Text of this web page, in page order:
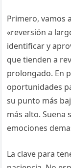
Primero, vamos
«reversión a
identificar y
que tienden a
prolongado. En
oportunidades
su punto más
más alto. Suena
emociones
La clave para